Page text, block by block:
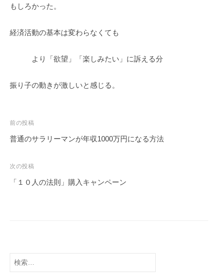
もしろかった。
経済活動の基本は変わらなくても
より「欲望」「楽しみたい」に訴える分
振り子の動きが激しいと感じる。
前の投稿
普通のサラリーマンが年収1000万円になる方法
次の投稿
「１０人の法則」購入キャンペーン